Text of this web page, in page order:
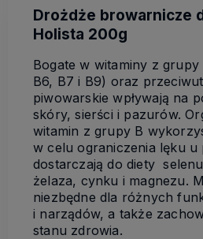
Drożdże browarnicze
Holista 200g
Bogate w witaminy z grupy
B6, B7 i B9) oraz
piwowarskie wpływają na
skóry, sierści i pazurów.
witamin z grupy B
w celu ograniczenia lęku u
dostarczają do diety
żelaza, cynku i magnezu.
niezbędne dla różnych
i narządów, a także
stanu zdrowia.